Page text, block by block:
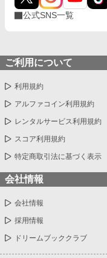
公式SNS一覧
ご利用について
利用規約
アルファコイン利用規約
レンタルサービス利用規約
スコア利用規約
特定商取引法に基づく表示
会社情報
会社情報
採用情報
ドリームブッククラブ